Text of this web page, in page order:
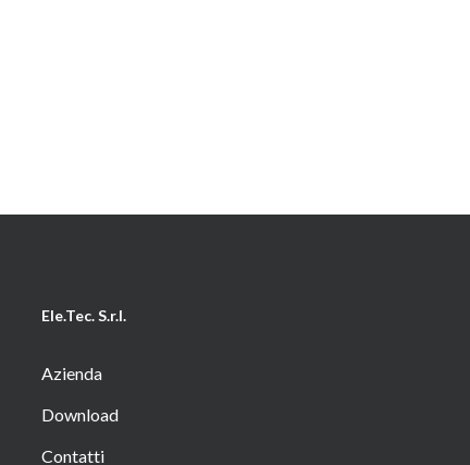
Ele.Tec. S.r.l.
Azienda
Download
Contatti